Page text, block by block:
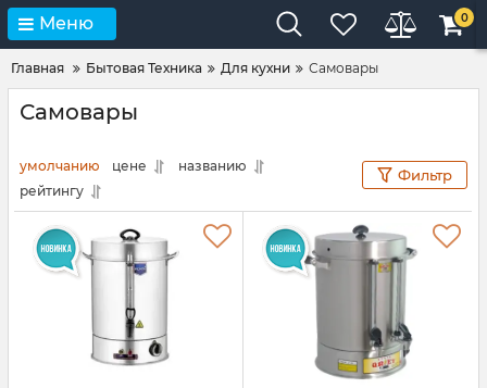
Меню 0
Главная Бытовая Техника Для кухни Самовары
Самовары
умолчанию цене
названию
рейтингу
Фильтр